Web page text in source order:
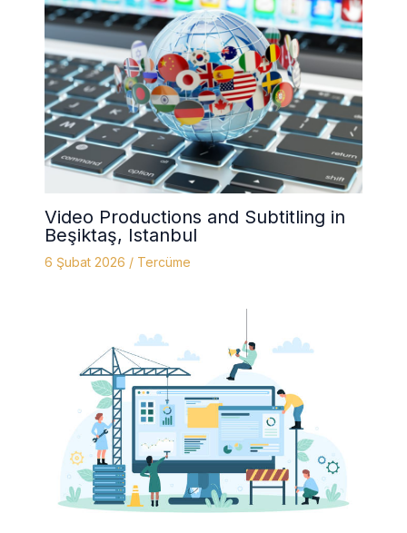
Video Productions and Subtitling in
Beşiktaş, Istanbul
6 Şubat 2026 / Tercüme